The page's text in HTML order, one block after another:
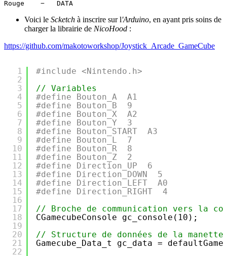
Voici le Scketch à inscrire sur l'Arduino, en ayant pris soins de
charger la librairie de NicoHood :
https://github.com/makotoworkshop/Joystick_Arcade_GameCube
1
2
3
4
5
6
7
8
9
10
11
12
13
14
15
16
17
18
19
20
21
22
#include <Nintendo.h>
// Variables
#define Bouton_A  A1
#define Bouton_B  9
#define Bouton_X  A2
#define Bouton_Y  3
#define Bouton_START  A3
#define Bouton_L  7
#define Bouton_R  8
#define Bouton_Z  2
#define Direction_UP  6
#define Direction_DOWN  5
#define Direction_LEFT  A0
#define Direction_RIGHT  4
// Broche de communication vers la
CGamecubeConsole gc_console(10);
// Structure de données de la manette
Gamecube_Data_t gc_data =